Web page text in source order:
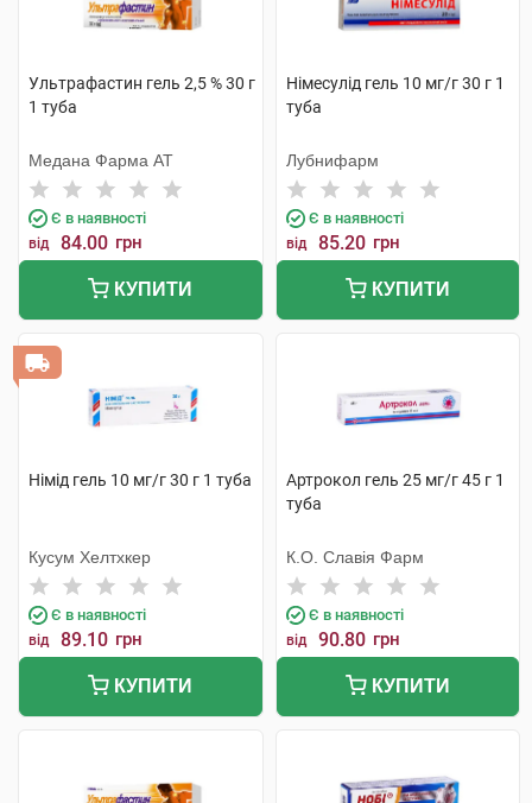
Ультрафастин гель 2,5 % 30 г
1 туба
Медана Фарма АТ
Є в наявності
від 84.00 грн
КУПИТИ
Німесулід гель 10 мг/г 30 г 1
туба
Лубнифарм
Є в наявності
від 85.20 грн
КУПИТИ
Німід гель 10 мг/г 30 г 1 туба
Кусум Хелтхкер
Є в наявності
від 89.10 грн
КУПИТИ
Артрокол гель 25 мг/г 45 г 1
туба
К.О. Славія Фарм
Є в наявності
від 90.80 грн
КУПИТИ